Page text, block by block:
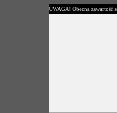
UWAGA! Obecna zawartość